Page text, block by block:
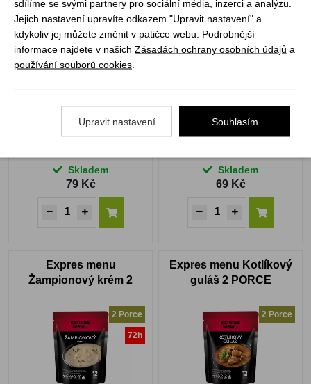
Expres menu Kulajda s
Skladem
79 Kč
Expres menu Zelňačka
s klobásou
Skladem
69 Kč
Expres menu
Žampionový krém 2
2 Porce
72h
Expres menu Kotlíkový
guláš 2 PORCE
2 Porce
sdílíme se svými partnery pro sociální média, inzerci a analýzu.
Jejich nastavení upravíte odkazem "Upravit nastavení" a
kdykoliv jej můžete změnit v patičce webu. Podrobnější
informace najdete v našich Zásadách ochrany osobních údajů a
používání souborů cookies
Upravit nastavení Souhlasím